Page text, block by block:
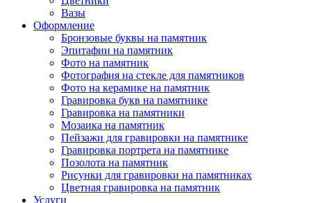
Вазы
Оформление
Бронзовые буквы на памятник
Эпитафии на памятник
Фото на памятник
Фотография на стекле для памятников
Фото на керамике на памятник
Гравировка букв на памятнике
Гравировка на памятники
Мозаика на памятник
Пейзажи для гравировки на памятнике
Гравировка портрета на памятнике
Позолота на памятник
Рисунки для гравировки на памятниках
Цветная гравировка на памятник
Услуги